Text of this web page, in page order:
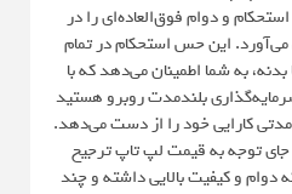
و دوام فوق‌العاده‌ای را در
می‌آورد. این حس استحکام در تمام
به شما اطمینان می‌دهد که با
بلندمدت روبرو هستید
کارایی خود را از دست می‌دهد.
جای توجه به قیمت لپ تاپ ترجیح
و کیفیت بالایی داشته و چند